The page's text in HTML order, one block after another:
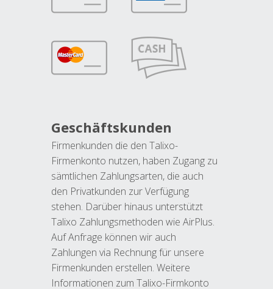
Geschäftskunden
Firmenkunden die den Talixo-
Firmenkonto nutzen, haben Zugang zu
sämtlichen Zahlungsarten, die auch
den Privatkunden zur Verfügung
stehen. Darüber hinaus unterstützt
Talixo Zahlungsmethoden wie AirPlus.
Auf Anfrage können wir auch
Zahlungen via Rechnung für unsere
Firmenkunden erstellen. Weitere
Informationen zum Talixo-Firmkonto